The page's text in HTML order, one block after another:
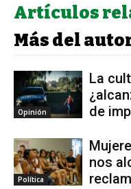
Artículos
Más del
Opinión
La
de
Política
nos